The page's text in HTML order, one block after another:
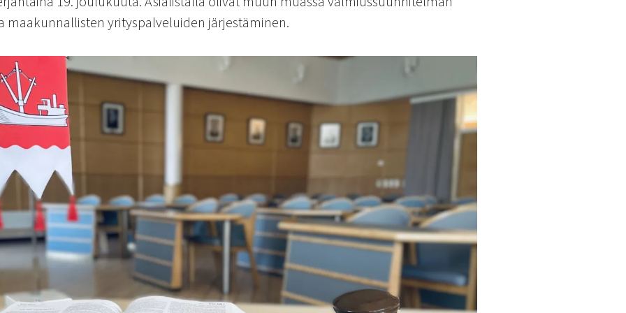
maakunnallisten yrityspalveluiden järjestäminen.